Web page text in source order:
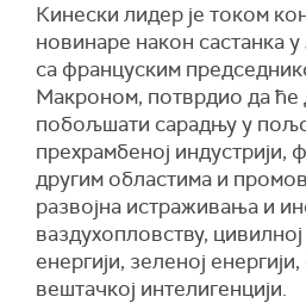
Кинески лидер је током
новинаре након састанка у
са француским
Макроном, потврдио да
побољшати сарадњу у
прехрамбеној индустрији,
другим областима и
развојна истраживања и
ваздухопловству,
енергији, зеленој
вештачкој интелигенцији.